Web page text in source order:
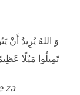
وَ اللهُ يُرِيدُ أَنْ
تَمِيلُوا مَيْلًا
za